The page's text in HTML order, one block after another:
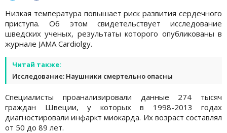
Низкая температура повышает риск развития сердечного
приступа. Об этом свидетельствует исследование
шведских ученых, результаты которого опубликованы в
журнале JAMA Cardiolgy.
Читай также:
Исследование: Наушники смертельно опасны
Специалисты проанализировали данные 274 тысяч
граждан Швеции, у которых в 1998-2013 годах
диагностировали инфаркт миокарда. Их возраст составлял
от 50 до 89 лет.